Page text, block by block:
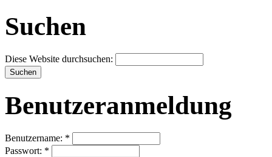
Suchen
Diese Website durchsuchen:
Benutzeranmeldung
Benutzername: *
Passwort: *